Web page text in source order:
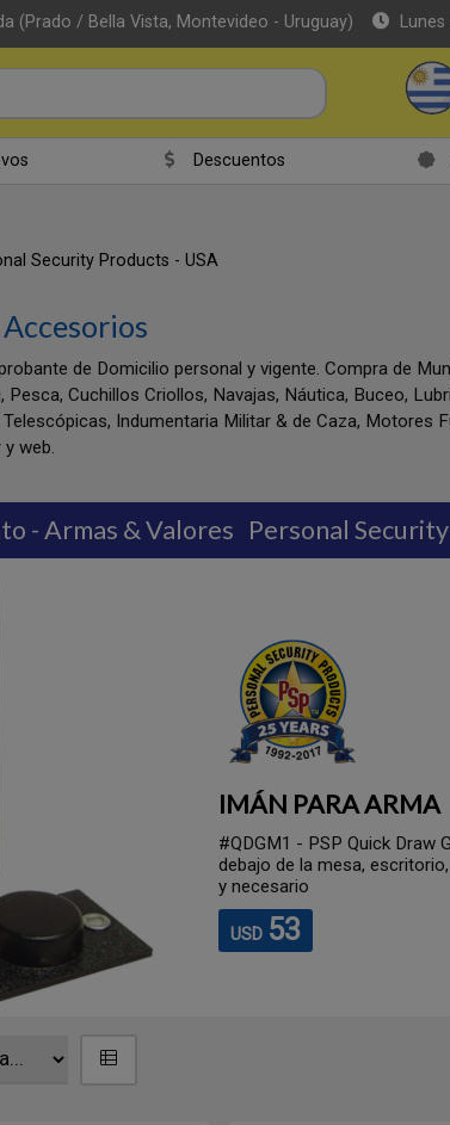
(Prado / Bella Vista, Montevideo - Uruguay)
Descuentos
Security Products - USA
de Domicilio personal y vigente. Compra de
Cuchillos Criollos, Navajas, Náutica, Buceo,
Indumentaria Militar & de Caza, Motores
web.
- Armas & Valores Personal
IMÁN PARA ARMA
#QDGM1 - PSP Quick Draw
debajo de la mesa,
y necesario
USD 53